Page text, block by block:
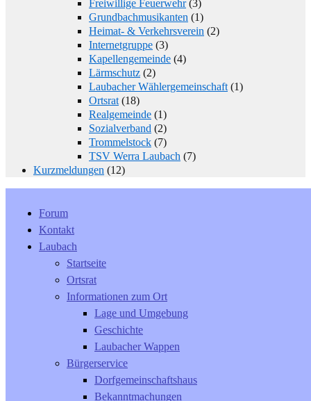
Freiwillige Feuerwehr(3)
Grundbachmusikanten (1)
Heimat- & Verkehrsverein (2)
Internetgruppe (3)
Kapellengemeinde (4)
Lärmschutz (2)
Laubacher Wählergemeinschaft (1)
Ortsrat (18)
Realgemeinde (1)
Sozialverband (2)
Trommelstock (7)
TSV Werra Laubach (7)
Kurzmeldungen (12)
Forum
Kontakt
Laubach
Startseite
Ortsrat
Informationen zum Ort
Lage und Umgebung
Geschichte
Laubacher Wappen
Bürgerservice
Dorfgemeinschaftshaus
Bekanntmachungen